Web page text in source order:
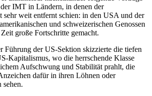
IMT in Ländern, in denen der
sehr weit entfernt schien: in den USA und der
und schweizerischen Genossen
große Fortschritte gemacht.
Führung der US-Sektion skizzierte die tiefen
Kapitalismus, wo die herrschende Klasse
Aufschwung und Stabilität prahlt, die
dafür in ihren Löhnen oder
sehen.